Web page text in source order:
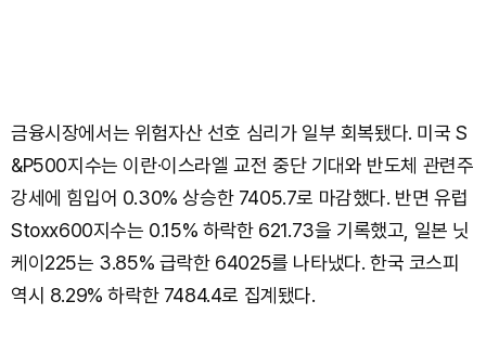
금융시장에서는 위험자산 선호 심리가 일부 회복됐다. 미국 S
&P500지수는 이란·이스라엘 교전 중단 기대와 반도체 관련주
강세에 힘입어 0.30% 상승한 7405.7로 마감했다. 반면 유럽
Stoxx600지수는 0.15% 하락한 621.73을 기록했고, 일본 닛
케이225는 3.85% 급락한 64025를 나타냈다. 한국 코스피
역시 8.29% 하락한 7484.4로 집계됐다.